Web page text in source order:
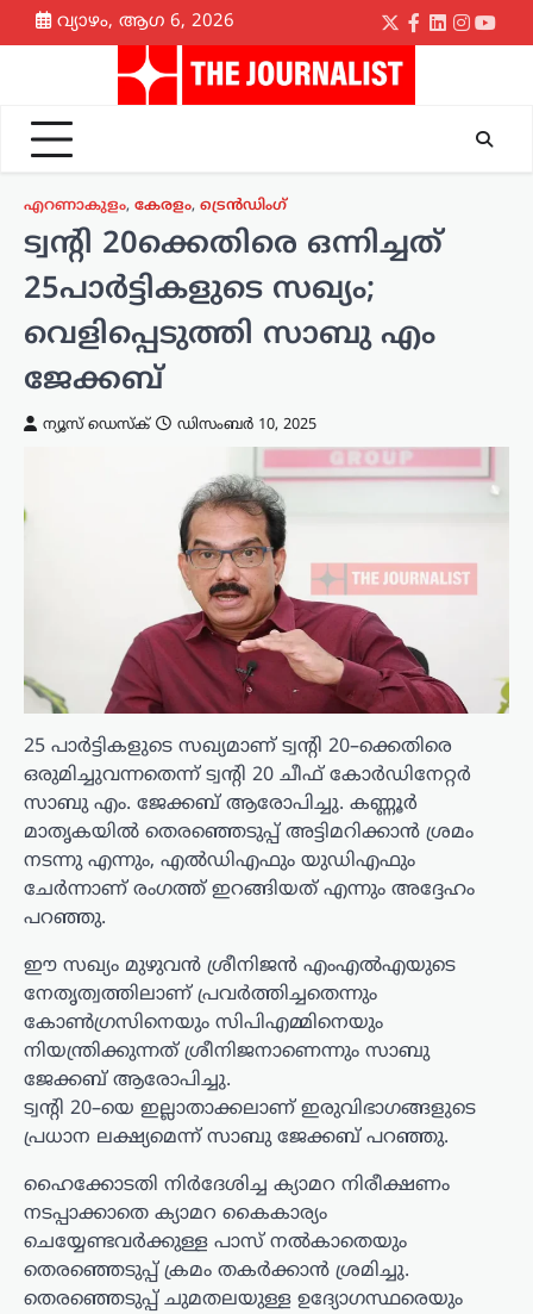
Skip
to
വ്യാഴം, ആഗ 6, 2026
Twitter
Facebook
LinkedIn
എറണാകുളം, കേരളം, ട്രെൻഡിംഗ്
ട്വന്റി 20ക്കെതിരെ ഒന്നിച്ചത്
25പാർട്ടികളുടെ സഖ്യം;
വെളിപ്പെടുത്തി സാബു എം
ജേക്കബ്
ന്യൂസ് ഡെസ്ക് ഡിസംബർ 10, 2025
25 പാർട്ടികളുടെ സഖ്യമാണ് ട്വന്റി 20–ക്കെതിരെ
ഒരുമിച്ചുവന്നതെന്ന് ട്വന്റി 20 ചീഫ് കോർഡിനേറ്റർ
സാബു എം. ജേക്കബ് ആരോപിച്ചു. കണ്ണൂർ
മാതൃകയിൽ തെരഞ്ഞെടുപ്പ് അട്ടിമറിക്കാൻ ശ്രമം
നടന്നു എന്നും, എൽഡിഎഫും യുഡിഎഫും
ചേർന്നാണ് രംഗത്ത് ഇറങ്ങിയത് എന്നും അദ്ദേഹം
പറഞ്ഞു.
ഈ സഖ്യം മുഴുവൻ ശ്രീനിജൻ എംഎൽഎയുടെ
നേതൃത്വത്തിലാണ് പ്രവർത്തിച്ചതെന്നും
കോൺഗ്രസിനെയും സിപിഎമ്മിനെയും
നിയന്ത്രിക്കുന്നത് ശ്രീനിജനാണെന്നും സാബു
ജേക്കബ് ആരോപിച്ചു.
ട്വന്റി 20–യെ ഇല്ലാതാക്കലാണ് ഇരുവിഭാഗങ്ങളുടെ
പ്രധാന ലക്ഷ്യമെന്ന് സാബു ജേക്കബ് പറഞ്ഞു.
ഹൈക്കോടതി നിർദേശിച്ച ക്യാമറ നിരീക്ഷണം
നടപ്പാക്കാതെ ക്യാമറ കൈകാര്യം
ചെയ്യേണ്ടവർക്കുള്ള പാസ് നൽകാതെയും
തെരഞ്ഞെടുപ്പ് ക്രമം തകർക്കാൻ ശ്രമിച്ചു.
തെരഞ്ഞെടുപ്പ് ചുമതലയുള്ള ഉദ്യോഗസ്ഥരെയും